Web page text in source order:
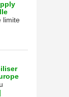
limite